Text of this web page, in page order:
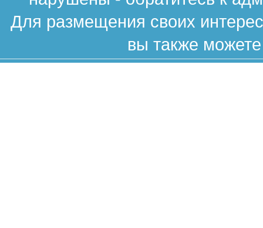
Для размещения своих
вы также